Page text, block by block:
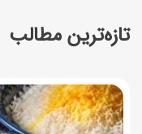
تازه‌ترین مطالب
طرز
۳۵ لیست غذاهای جدید و متفاوت؛ برای ناهار و مهمانی
14 مرداد 1405